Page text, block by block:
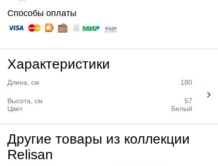
Способы оплаты
еще
Характеристики
Длина, см 180
Высота, см
57
Цвет
Белый
Другие товары из коллекции
Relisan